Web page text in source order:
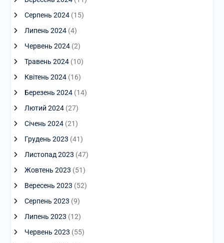
Серпень 2024(15)
Липень 2024(4)
Червень 2024(2)
Травень 2024(10)
Квітень 2024(16)
Березень 2024(14)
Лютий 2024(27)
Січень 2024(21)
Грудень 2023 (41)
Листопад 2023 (47)
Жовтень 2023 (51)
Вересень 2023 (52)
Серпень 2023 (9)
Липень 2023 (12)
Червень 2023 (55)